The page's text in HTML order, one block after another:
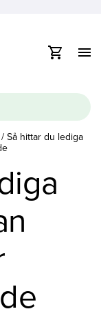
Visa
/ Så hittar du lediga